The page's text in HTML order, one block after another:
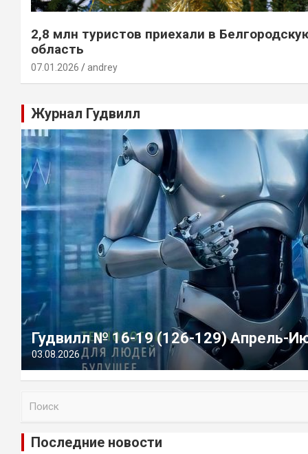
2,8 млн туристов приехали в
область
07.01.2026 andrey
Журнал Гудвилл
Гудвилл № 16-19 (126-129) Апрель-
03.08.2026
и
Последние новости